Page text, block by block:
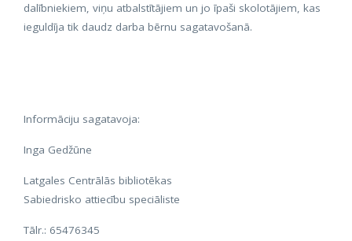
dalībniekiem, viņu atbalstītājiem un jo īpaši skolotājiem, kas
ieguldīja tik daudz darba bērnu sagatavošanā.
Informāciju sagatavoja:
Inga Gedžūne
Latgales Centrālās bibliotēkas
Sabiedrisko attiecību speciāliste
Tālr.: 65476345